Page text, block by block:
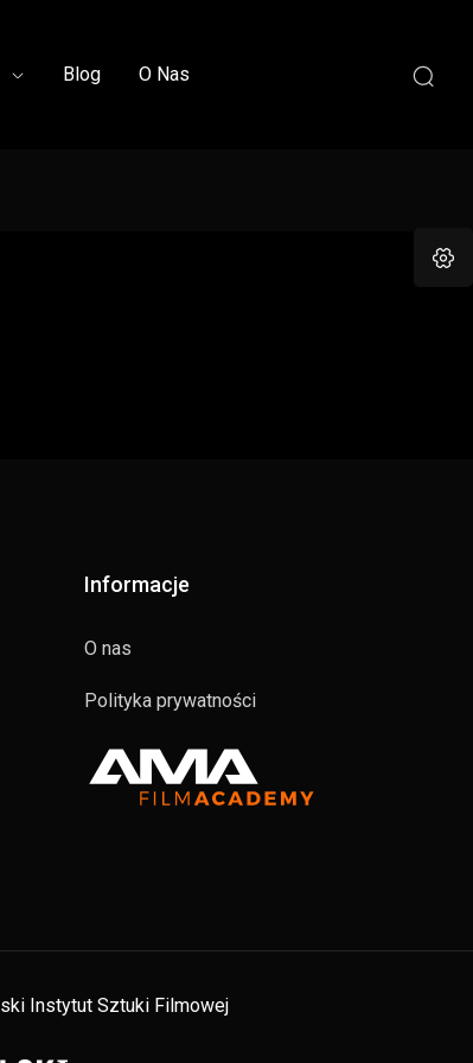
Blog O Nas
Informacje
O nas
Polityka prywatności
Instytut Sztuki Filmowej